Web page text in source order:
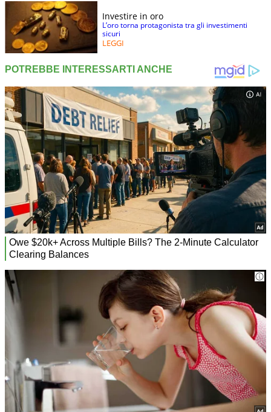
Investire in oro
L’oro torna protagonista tra gli investimenti
sicuri
LEGGI